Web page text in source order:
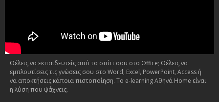
Θέλεις να εκπαιδευτείς από το σπίτι σου στο Office; Θέλεις να
εμπλουτίσεις τις γνώσεις σου στο Word, Excel, PowerPoint, Access ή
να αποκτήσεις κάποια πιστοποίηση. Το e-learning Αθηνά Home είναι
η λύση που ψάχνεις.